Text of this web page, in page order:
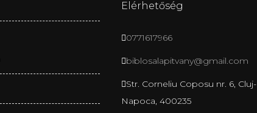
Elérhetőség
0771617966
biblosalapitvany@gmail.com
Str. Corneliu Coposu nr. 6, Cluj-
Napoca, 400235